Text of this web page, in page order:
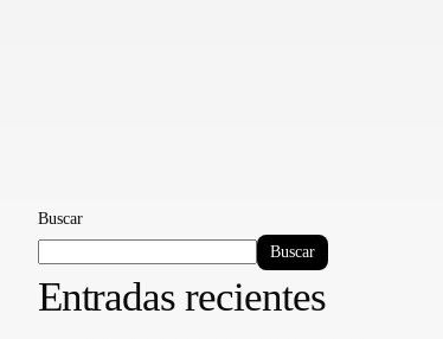
Buscar
Buscar
Entradas recientes